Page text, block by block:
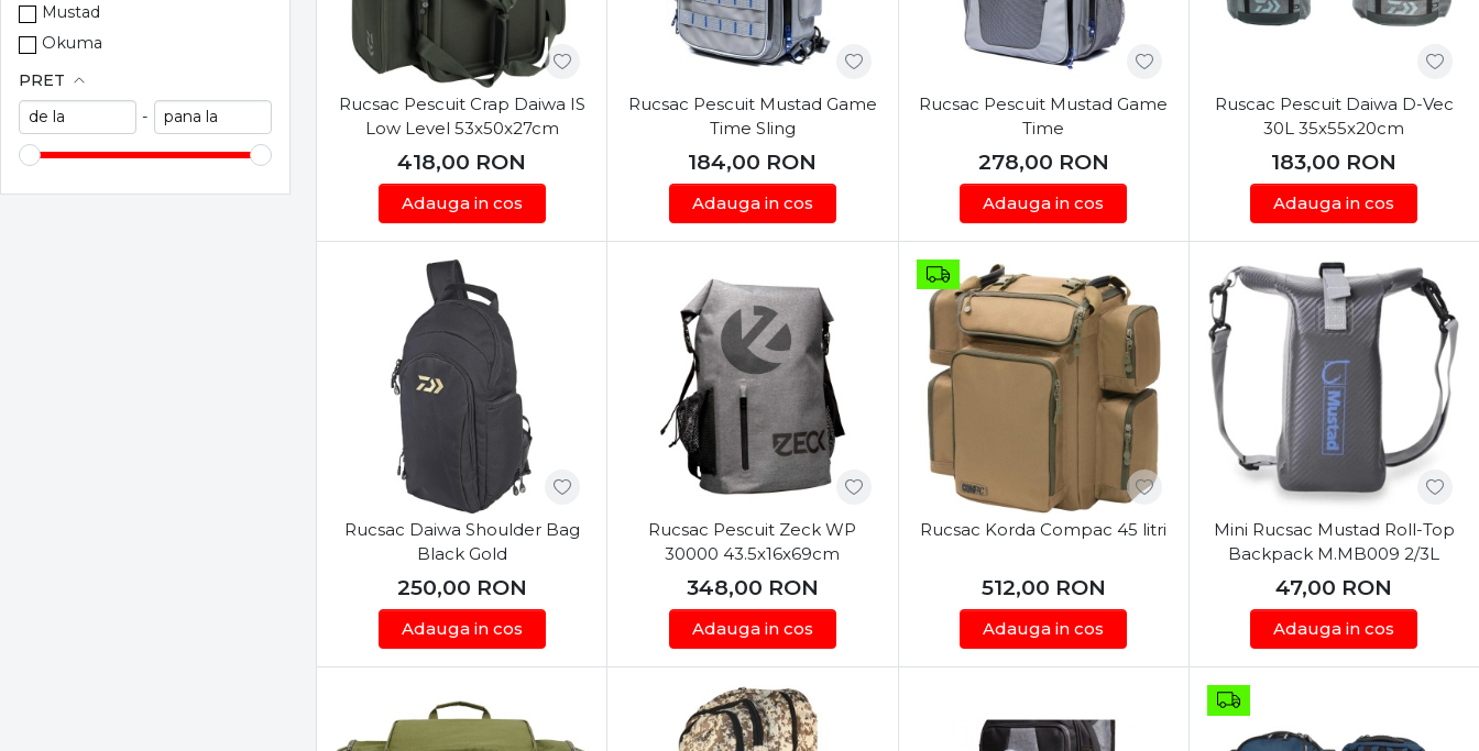
Mustad
Okuma
Prologic
Rapala
Sportex
PRET
-
La Fisela vei gasi o varietate larga de rucsacuri de pescuit, astfel incat tu sa te bucuri de o sesiune de pescuit relaxanta si
organizata. Comanda direct de pe site sau suna la numarul 0766335111 daca ai nevoie de informatii suplimentare.
Rucsac Pescuit Crap Daiwa IS
Low Level 53x50x27cm
418,00 RON
Adauga in cos
Rucsac Pescuit Mustad Game
Time Sling
184,00 RON
Adauga in cos
Rucsac Pescuit Mustad Game
Time
278,00 RON
Adauga in cos
Ruscac Pescuit Daiwa D-Vec
30L 35x55x20cm
183,00 RON
Adauga in cos
Rucsac Daiwa Shoulder Bag
Black Gold
250,00 RON
Adauga in cos
Rucsac Pescuit Zeck WP
30000 43.5x16x69cm
348,00 RON
Adauga in cos
Rucsac Korda Compac 45 litri
512,00 RON
Adauga in cos
Mini Rucsac Mustad Roll-Top
Backpack M.MB009 2/3L
47,00 RON
Adauga in cos